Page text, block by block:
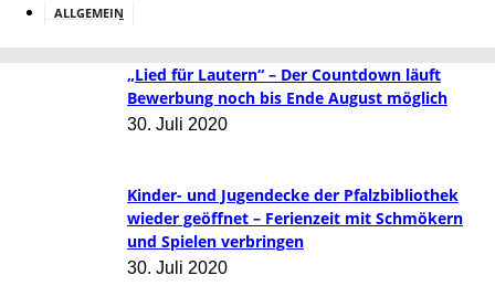
ALLGEMEIN
„Lied für Lautern“ – Der Countdown läuft
Bewerbung noch bis Ende August möglich
30. Juli 2020
Kinder- und Jugendecke der Pfalzbibliothek
wieder geöffnet – Ferienzeit mit Schmökern
und Spielen verbringen
30. Juli 2020